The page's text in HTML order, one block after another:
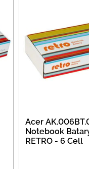
Acer
Notebook
RETRO - 6 Cell